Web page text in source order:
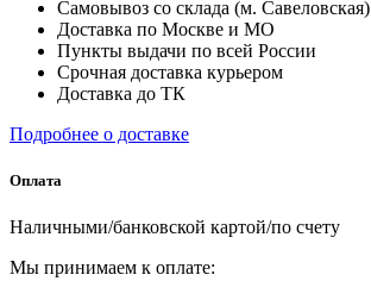
Самовывоз со склада (м. Савеловская)
Доставка по Москве и МО
Пункты выдачи по всей России
Срочная доставка курьером
Доставка до ТК
Подробнее о доставке
Оплата
Наличными/банковской картой/по счету
Мы принимаем к оплате: